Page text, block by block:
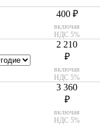
400 ₽
включая
НДС 5%
2 210
₽
включая
НДС 5%
3 360
₽
включая
НДС 5%